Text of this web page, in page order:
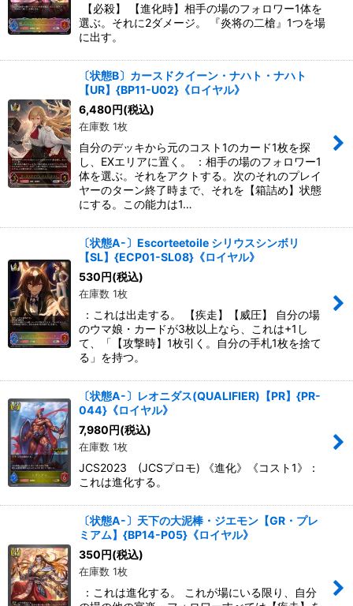
【必殺】 【進化時】相手の場のフォロワー1体を
選ぶ。それに2ダメージ。 『炎将の二槍』1つを場
に出す。
〔状態B〕カースドクイーン・ナハト・ナハト
【UR】{BP11-U02}《ロイヤル》
6,480円(税込)
在庫数 1枚
自分のデッキから元のコスト1のカード1枚を探
し、EXエリアに置く。 ：相手の場のフォロワー1
体を選ぶ。それをアクトする。次のそれのプレイ
ヤーのターン終了時まで、それを【箱詰め】状態
にする。この能力は1…
〔状態A-〕Escorteetoile シリウスシンボリ
【SL】{ECP01-SL08}《ロイヤル》
530円(税込)
在庫数 1枚
：これは出走する。 【疾走】【威圧】 自分の場
のウマ娘・カードが3枚以上なら、これは+1し
て、「【攻撃時】1枚引く。自分の手札1枚を捨て
る」を持つ。
〔状態A-〕レオニダス(QUALIFIER)【PR】{PR-
044}《ロイヤル》
7,980円(税込)
在庫数 1枚
JCS2023 (JCSプロモ) 《進化》《コスト1》：
これは進化する。
〔状態A-〕天下の大泥棒・ジエモン【GR・プレ
ミアム】{BP14-P05}《ロイヤル》
350円(税込)
在庫数 1枚
：これは進化する。 これが場にいる限り、自分